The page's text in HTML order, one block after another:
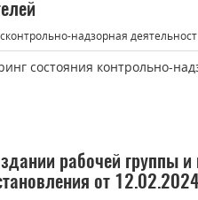
надзорная
состояния контрольно-
рабочей группы и
от